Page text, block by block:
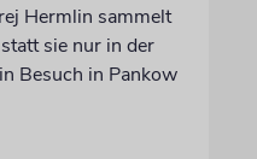
Hermlin sammelt
sie nur in der
Besuch in Pankow